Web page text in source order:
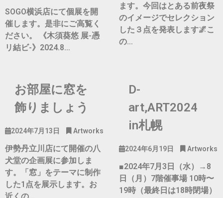
SOGO横浜店にて個展を開
催します。是非にご高覧く
ださい。 《木須葵悠 展-憑
リ結ビ-》2024.8…
ます。今回はとある前夜祭
のイメージでセレクション
した３点を発表します🌌こ
の…
お部屋に窓を
飾りましょう
2024年7月13日 Artworks
伊勢丹立川店にて開催の八
犬堂の企画展に参加しま
す。「窓」をテーマに制作
した1点を展示します。お
D-
art,ART2024
in札幌
2024年6月19日 Artworks
■2024年7月3日（水）→8
日（月）7階催事場 10時〜
19時（最終日は18時閉場）